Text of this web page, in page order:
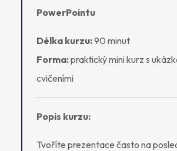
PowerPointu
Délka kurzu:90 minut
Forma:praktický mini kurz s
cvičeními
Popis kurzu:
Tvoříte prezentace často na